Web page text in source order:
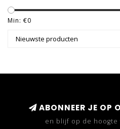
Min: €0
ABONNEER JE OP
en blijf op de hoogte